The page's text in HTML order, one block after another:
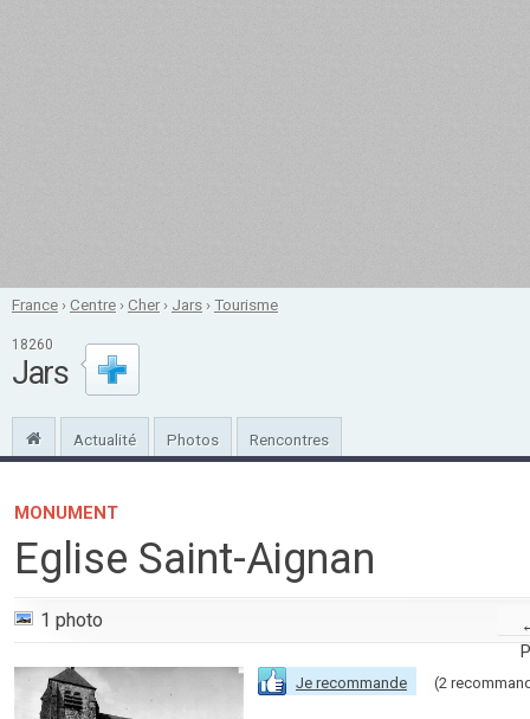
France ›Centre ›Cher› Jars ›Tourisme
18260
Jars
Actualité Photos Rencontres
MONUMENT
Eglise Saint-Aignan
1 photo
Je recommande (2